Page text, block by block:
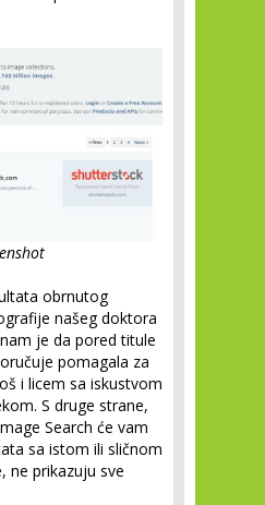
obrnutog
našeg doktora
je da pored titule
pomagala za
i licem sa iskustvom
S druge strane,
Search će vam
sa istom ili sličnom
ne prikazuju sve